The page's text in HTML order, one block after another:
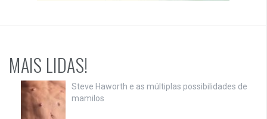
MAIS LIDAS!
Steve Haworth e as múltiplas possibilidades de
mamilos